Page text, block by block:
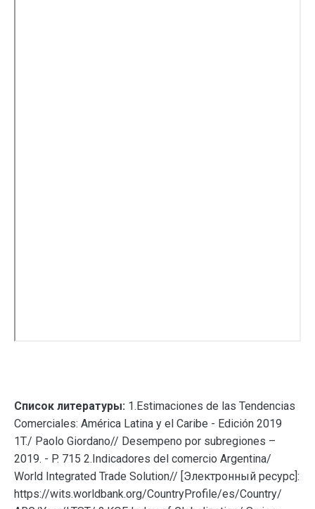
Список литературы: 1.Estimaciones de las Tendencias
Comerciales: América Latina y el Caribe - Edición 2019
1T./ Paolo Giordano// Desempeno por subregiones –
2019. - P. 715 2.Indicadores del comercio Argentina/
World Integrated Trade Solution// [Электронный ресурс]:
https://wits.worldbank.org/CountryProfile/es/Country/